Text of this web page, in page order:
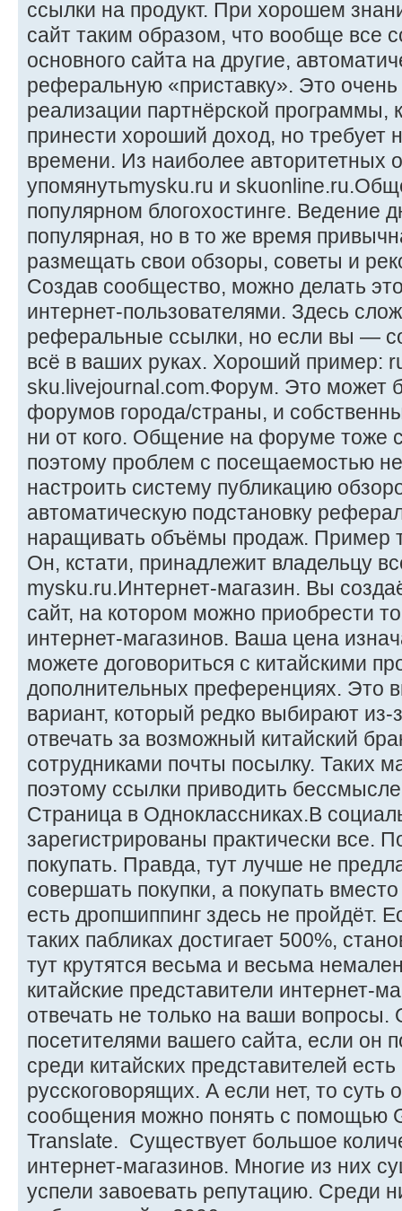
ссылки на продукт. При хорошем
сайт таким образом, что вообще все
основного сайта на другие,
реферальную «приставку». Это
реализации партнёрской программы,
принести хороший доход, но требует
времени. Из наиболее авторитетных
упомянутьmysku.ru и
популярном блогохостинге. Ведение
популярная, но в то же время
размещать свои обзоры, советы и
Создав сообщество, можно делать
интернет-пользователями. Здесь
реферальные ссылки, но если вы —
всё в ваших руках. Хороший пример:
sku.livejournal.com.Форум. Это может
форумов города/страны, и
ни от кого. Общение на форуме тоже
поэтому проблем с посещаемостью
настроить систему публикацию
автоматическую подстановку
наращивать объёмы продаж. Пример
Он, кстати, принадлежит владельцу
mysku.ru.Интернет-магазин. Вы
сайт, на котором можно приобрести
интернет-магазинов. Ваша цена
можете договориться с китайскими
дополнительных преференциях. Это
вариант, который редко выбирают из-
отвечать за возможный китайский
сотрудниками почты посылку. Таких
поэтому ссылки приводить
Страница в Одноклассниках.В
зарегистрированы практически все.
покупать. Правда, тут лучше не
совершать покупки, а покупать
есть дропшиппинг здесь не пройдёт.
таких пабликах достигает 500%,
тут крутятся весьма и весьма
китайские представители интернет-
отвечать не только на ваши
посетителями вашего сайта, если он
среди китайских представителей есть
русскоговорящих. А если нет, то суть
сообщения можно понять с помощью
Translate. Существует большое
интернет-магазинов. Многие из них
успели завоевать репутацию. Среди